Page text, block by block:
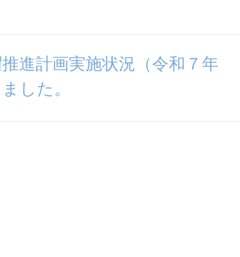
推進計画実施状況（令和７年
した。